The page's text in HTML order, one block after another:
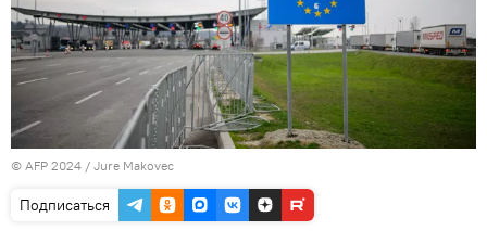
© AFP 2024 / Jure Makovec
Подписаться